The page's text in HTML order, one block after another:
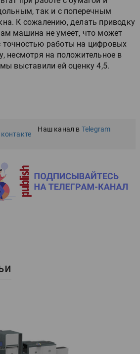
так и с поперечным
К сожалению, делать приводку
машина не умеет, что может
точностью работы на цифровых
несмотря на положительное в
выставили ей оценку 4,5.
Наш канал в Telegram